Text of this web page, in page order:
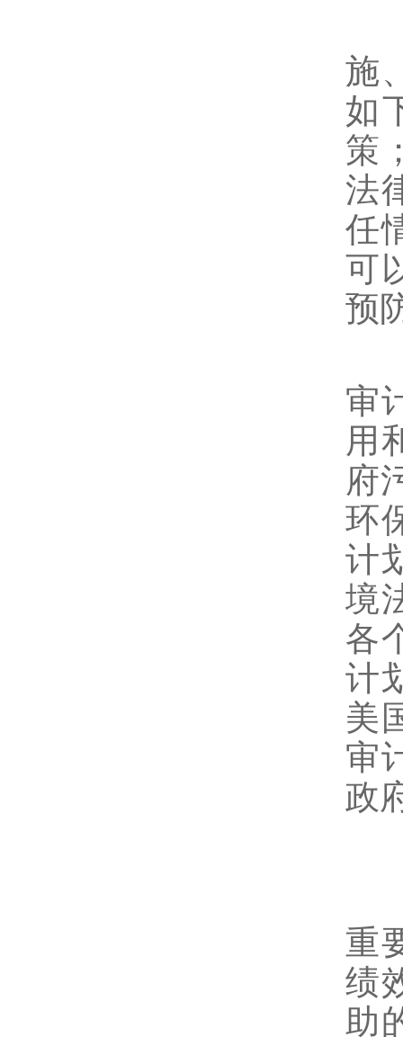
施
如
策
法
任
可
预
审
用
府
环
计
境
各
计
美
审
政
重
绩
助